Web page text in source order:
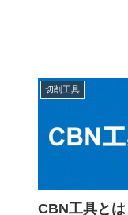
切削工具
CBN工具と